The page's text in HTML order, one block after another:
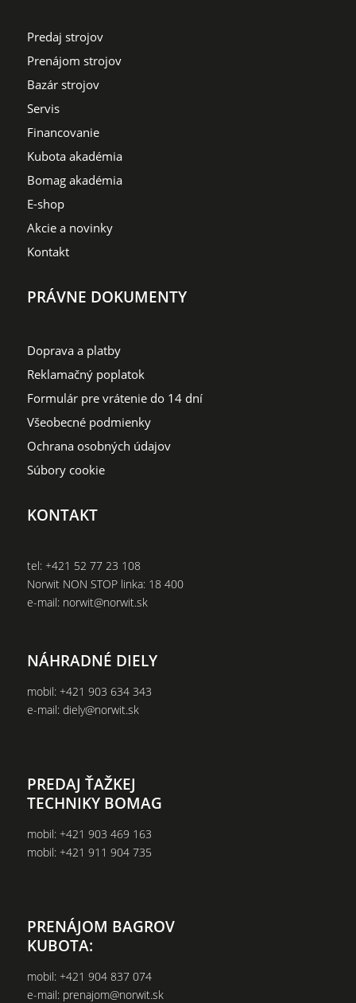
Predaj strojov
Prenájom strojov
Bazár strojov
Servis
Financovanie
Kubota akadémia
Bomag akadémia
E-shop
Akcie a novinky
Kontakt
PRÁVNE DOKUMENTY
Doprava a platby
Reklamačný poplatok
Formulár pre vrátenie do 14 dní
Všeobecné podmienky
Ochrana osobných údajov
Súbory cookie
KONTAKT
tel: +421 52 77 23 108
Norwit NON STOP linka: 18 400
e-mail: norwit@norwit.sk
NÁHRADNÉ DIELY
mobil: +421 903 634 343
e-mail: diely@norwit.sk
PREDAJ ŤAŽKEJ
TECHNIKY BOMAG
mobil: +421 903 469 163
mobil: +421 911 904 735
PRENÁJOM BAGROV
KUBOTA:
mobil: +421 904 837 074
e-mail: prenajom@norwit.sk